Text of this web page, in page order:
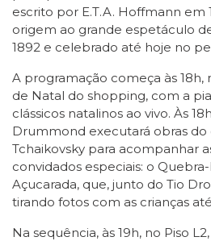
escrito por E.T.A. Hoffmann em
origem ao grande espetáculo
1892 e celebrado até hoje no
A programação começa às 18h,
de Natal do shopping, com a
clássicos natalinos ao vivo. Às
Drummond executará obras
Tchaikovsky para acompanhar
convidados especiais: o
Açucarada, que, junto do Tio
tirando fotos com as crianças
Na sequência, às 19h, no Piso